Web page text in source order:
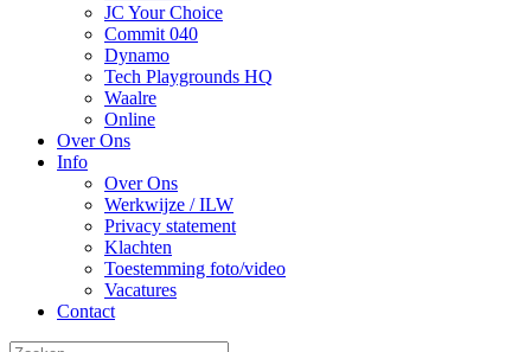
JC Your Choice
Commit 040
Dynamo
Tech Playgrounds HQ
Waalre
Online
Over Ons
Info
Over Ons
Werkwijze / ILW
Privacy statement
Klachten
Toestemming foto/video
Vacatures
Contact